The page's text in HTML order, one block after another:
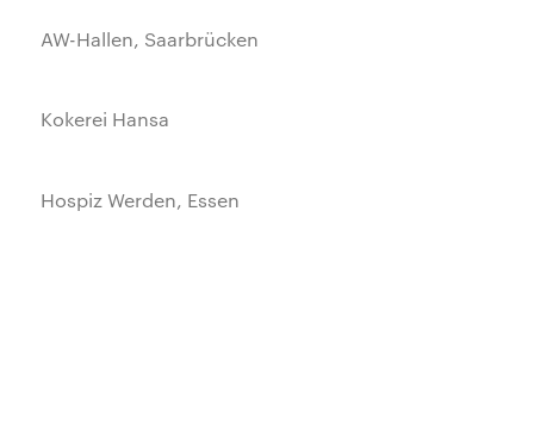
AW-Hallen, Saarbrücken
Kokerei Hansa
Hospiz Werden, Essen